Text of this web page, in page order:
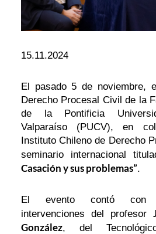
15.11.2024
El pasado 5 de noviembre,
Derecho Procesal Civil de la
de la Pontificia
Valparaíso (PUCV), en
Instituto Chileno de Derecho
seminario internacional
Casación y sus problemas”.
El evento contó con
intervenciones del profesor
González, del